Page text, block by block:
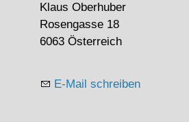
Klaus Oberhuber
Rosengasse 18
6063 Österreich
E-Mail schreiben